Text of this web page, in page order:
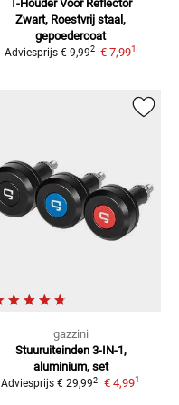
T-Houder Voor Reflector
Zwart, Roestvrij staal,
gepoedercoat
Adviesprijs € 9,992 € 7,991
gazzini
Stuuruiteinden 3-IN-1,
aluminium, set
Adviesprijs € 29,992 € 4,991